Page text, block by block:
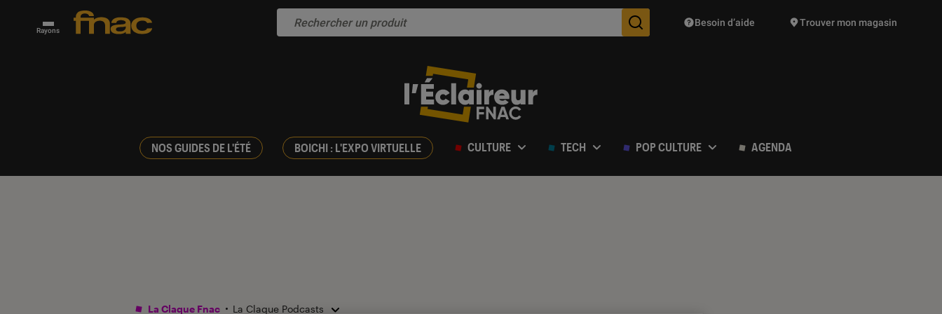
Rayons Des suggestions de produits vont vous être proposées
Besoin d’aide Trouver mon magasin
NOS GUIDES DE L'ÉTÉ BOICHI : L'EXPO VIRTUELLE CULTURE TECH POP CULTURE AGENDA
La Claque Fnac La Claque Podcasts